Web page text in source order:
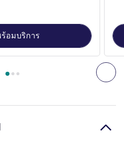
ถั
ROOM,1 King Size Bed , ห้
อมบริการ